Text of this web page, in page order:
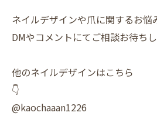
ネイルデザインや爪に関するお悩
DMやコメントにてご相談お待ち
他のネイルデザインはこちら
👇
@kaochaaan1226